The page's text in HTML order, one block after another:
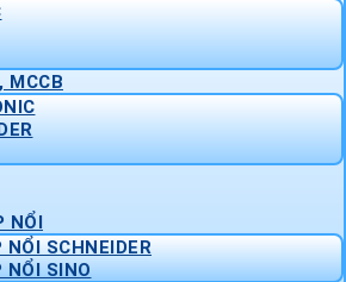
MCCB
NỔI
SCHNEIDER
NỔI SINO